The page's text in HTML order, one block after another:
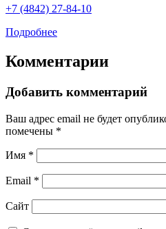
+7 (4842) 27-84-10
Подробнее
Комментарии
Добавить комментарий
Ваш адрес email не будет
помечены *
Имя *
Email *
Сайт